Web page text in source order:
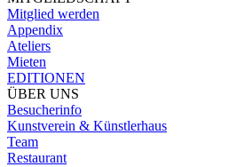
Mitglied werden
Appendix
Ateliers
Mieten
EDITIONEN
ÜBER UNS
Besucherinfo
Kunstverein & Künstlerhaus
Team
Restaurant